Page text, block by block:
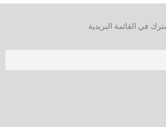
في القائمة البريدية